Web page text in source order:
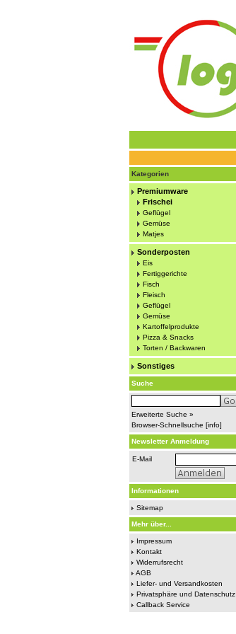
Kategorien
Premiumware
Frischei
Geflügel
Gemüse
Matjes
Sonderposten
Eis
Fertiggerichte
Fisch
Fleisch
Geflügel
Gemüse
Kartoffelprodukte
Pizza & Snacks
Torten / Backwaren
Sonstiges
Suche
Erweiterte Suche »
Browser-Schnellsuche [info]
Newsletter Anmeldung
E-Mail
Informationen
Sitemap
Mehr über...
Impressum
Kontakt
Widerrufsrecht
AGB
Liefer- und Versandkosten
Privatsphäre und Datenschutz
Callback Service